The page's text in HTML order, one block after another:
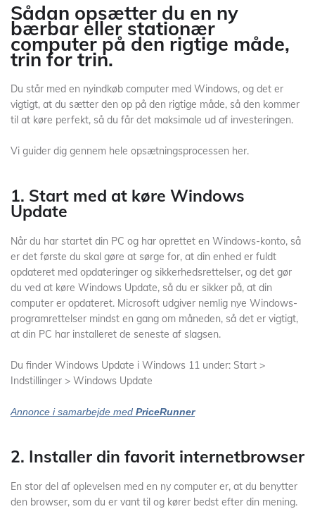
Sådan opsætter du en ny
bærbar eller stationær
computer på den rigtige måde,
trin for trin.
Du står med en nyindkøb computer med Windows, og det er
vigtigt, at du sætter den op på den rigtige måde, så den kommer
til at køre perfekt, så du får det maksimale ud af investeringen.
Vi guider dig gennem hele opsætningsprocessen her.
1. Start med at køre Windows
Update
Når du har startet din PC og har oprettet en Windows-konto, så
er det første du skal gøre at sørge for, at din enhed er fuldt
opdateret med opdateringer og sikkerhedsrettelser, og det gør
du ved at køre Windows Update, så du er sikker på, at din
computer er opdateret. Microsoft udgiver nemlig nye Windows-
programrettelser mindst en gang om måneden, så det er vigtigt,
at din PC har installeret de seneste af slagsen.
Du finder Windows Update i Windows 11 under: Start >
Indstillinger > Windows Update
Annonce i samarbejde med PriceRunner
2. Installer din favorit internetbrowser
En stor del af oplevelsen med en ny computer er, at du benytter
den browser, som du er vant til og kører bedst efter din mening.